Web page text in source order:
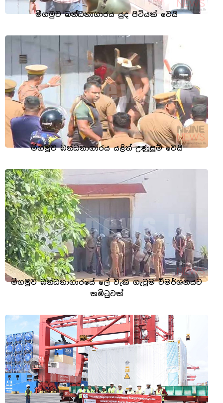
මීගමුව බන්ධනාගාරය යුද පිටියක් වෙයි
මීගමුව බන්ධනාගාරය යළිත් උණුසුම් වෙයි
මීගමුව බන්ධනාගාරයේ ලේ වැකි ගැටුම විමර්ශනයට
කමිටුවක්